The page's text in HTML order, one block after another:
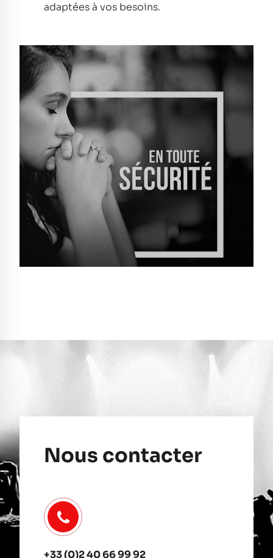
adaptées à vos besoins.
Nous contacter
+33 (0)2 40 66 99 92